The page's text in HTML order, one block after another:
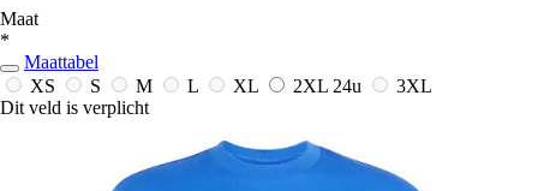
Maat
*
Maattabel
XS
S M L XL 2XL 24u
3XL
Dit veld is verplicht